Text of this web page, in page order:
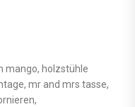
mango, holzstühle
mr and mrs tasse,